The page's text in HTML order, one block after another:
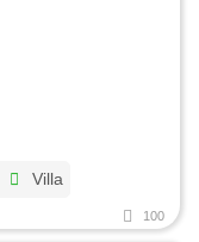
Villa
100